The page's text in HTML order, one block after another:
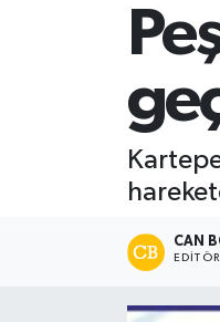
CAN
EDITÖR
Kocaeli Namaz
Kocaeli Trafik
Süper Lig Puan
Tüm Manşetler
Son Dakika
Haber Arşivi